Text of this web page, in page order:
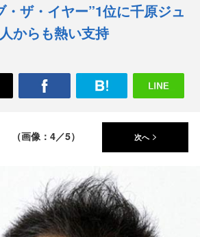
・ザ・イヤー”1位に千原ジュ
からも熱い支持
（画像：4／5） 次へ